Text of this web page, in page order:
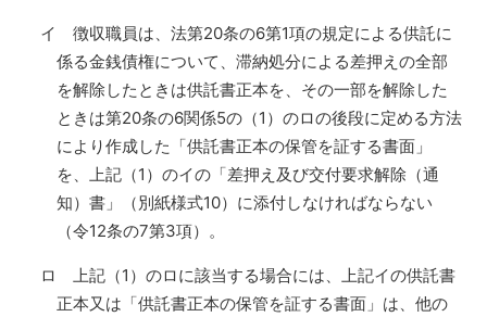
イ 徴収職員は、法第20条の6第1項の規定による供託に
係る金銭債権について、滞納処分による差押えの全部
を解除したときは供託書正本を、その一部を解除した
ときは第20条の6関係5の（1）のロの後段に定める方法
により作成した「供託書正本の保管を証する書面」
を、上記（1）のイの「差押え及び交付要求解除（通
知）書」（別紙様式10）に添付しなければならない
（令12条の7第3項）。
ロ 上記（1）のロに該当する場合には、上記イの供託書
正本又は「供託書正本の保管を証する書面」は、他の